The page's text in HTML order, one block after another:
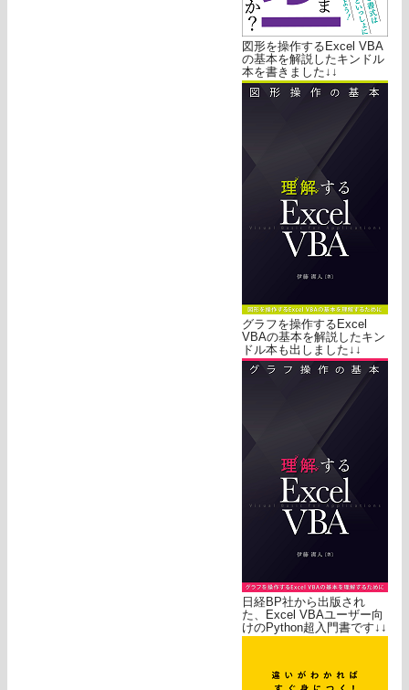
図形を操作するExcel VBA
の基本を解説したキンドル
本を書きました↓↓
グラフを操作するExcel
VBAの基本を解説したキン
ドル本も出しました↓↓
日経BP社から出版され
た、Excel VBAユーザー向
けのPython超入門書です↓↓